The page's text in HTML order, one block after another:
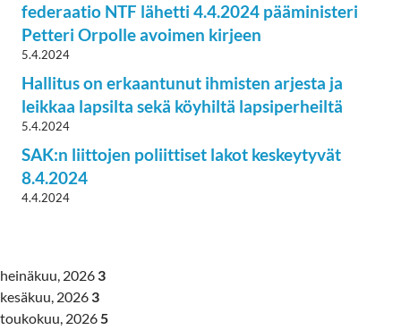
federaatio NTF lähetti 4.4.2024 pääministeri
Petteri Orpolle avoimen kirjeen
5.4.2024
Hallitus on erkaantunut ihmisten arjesta ja
leikkaa lapsilta sekä köyhiltä lapsiperheiltä
5.4.2024
SAK:n liittojen poliittiset lakot keskeytyvät
8.4.2024
4.4.2024
heinäkuu, 2026 3
kesäkuu, 2026 3
toukokuu, 20265